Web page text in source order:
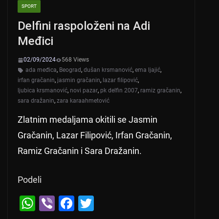
SPORT
Delfini raspoloženi na Adi
Međici
02/09/2024
568 Views
ada međica, Beograd, dušan krsmanović, ema ljajić,
irfan gračanin, jasmin gračanin, lazar filipović,
ljubica krsmanović, novi pazar, pk delfin 2007, ramiz gračanin,
sara dražanin, zara karaahmetović
Zlatnim medaljama okitili se Jasmin
Gračanin, Lazar Filipović, Irfan Gračanin,
Ramiz Gračanin i Sara Dražanin.
Podeli
W Vi F